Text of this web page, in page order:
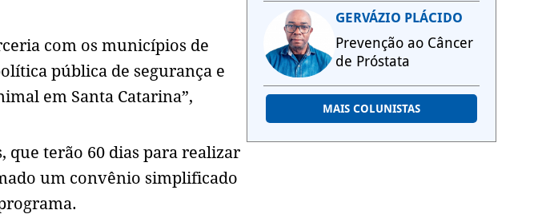
com os municípios de
pública de segurança e
em Santa Catarina”,
terão 60 dias para realizar
um convênio simplificado
GERVÁZIO PLÁCIDO
Prevenção ao Câncer
de Próstata
MAIS COLUNISTAS